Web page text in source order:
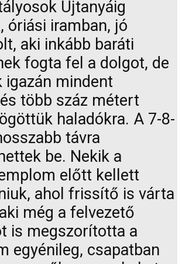
Újtanyáig
óriási iramban, jó
aki inkább baráti
fogta fel a dolgot, de
igazán mindent
több száz métert
haladókra. A 7-8-
távra
be. Nekik a
előtt kellett
ahol frissítő is várta
még a felvezető
is megszorította a
egyénileg, csapatban